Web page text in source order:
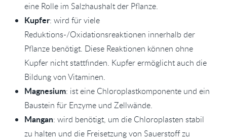
eine Rolle im Salzhaushalt der Pflanze.
Kupfer: wird für viele
Reduktions-/Oxidationsreaktionen innerhalb der
Pflanze benötigt. Diese Reaktionen können ohne
Kupfer nicht stattfinden. Kupfer ermöglicht auch die
Bildung von Vitaminen.
Magnesium: ist eine Chloroplastkomponente und ein
Baustein für Enzyme und Zellwände.
Mangan: wird benötigt, um die Chloroplasten stabil
zu halten und die Freisetzung von Sauerstoff zu